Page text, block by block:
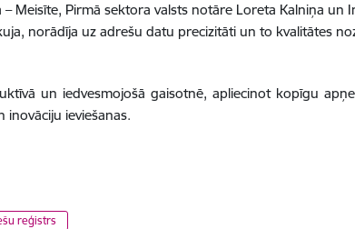
Meisīte, Pirmā sektora valsts notāre Loreta Kalniņa un
, norādīja uz adrešu datu precizitāti un to kvalitātes
un iedvesmojošā gaisotnē, apliecinot kopīgu
inovāciju ieviešanas.
reģistrs